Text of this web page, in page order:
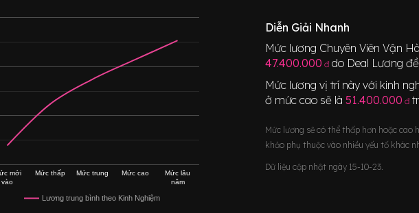
Lương trung bình theo Kinh Nghiệm
mới
vào
Mức thấp Mức trung Mức cao
Mức lâu
năm
Diễn Giải Nhanh
Mức lương Chuyên Viên Vận
47.400.000 đdo Deal Lương
Mức lương vị trí này với kinh
ở mức cao sẽ là 51.400.000 đ
Mức lương sẽ có thể thấp hơn hoặc
khảo phụ thuộc vào nhiều yếu tố khác
Dữ liệu cập nhật ngày 15-10-23.